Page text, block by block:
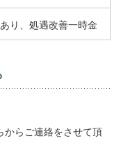
り、処遇改善一時金
からご連絡をさせて頂